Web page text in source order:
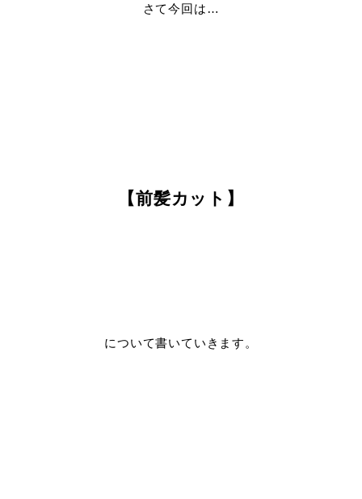
さて今回は…
【前髪カット】
について書いていきます。